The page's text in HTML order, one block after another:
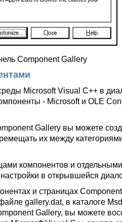
Component Gallery
Microsoft Visual C++ в
- Microsoft и OLE
Gallery вы можете
их между
компонентов и
в открывшейся
и страницах
gallery.dat, в каталоге
Gallery, вы можете